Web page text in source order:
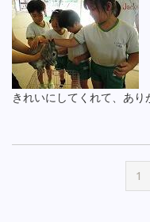
きれいにしてくれて、あり
1